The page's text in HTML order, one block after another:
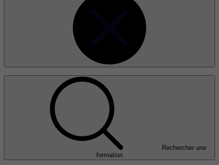
Rechercher une
formation